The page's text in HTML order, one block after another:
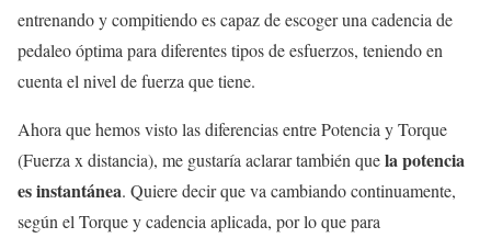
entrenando y compitiendo es capaz de escoger una cadencia de
pedaleo óptima para diferentes tipos de esfuerzos, teniendo en
cuenta el nivel de fuerza que tiene.
Ahora que hemos visto las diferencias entre Potencia y Torque
(Fuerza x distancia), me gustaría aclarar también quela potencia
es instantánea. Quiere decir que va cambiando continuamente,
según el Torque y cadencia aplicada, por lo que para